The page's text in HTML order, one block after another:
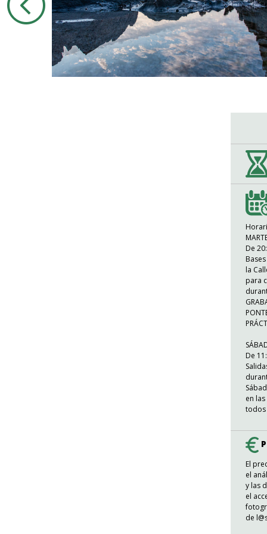
De
la
para
De
en
todos
El
el
y las
el
de